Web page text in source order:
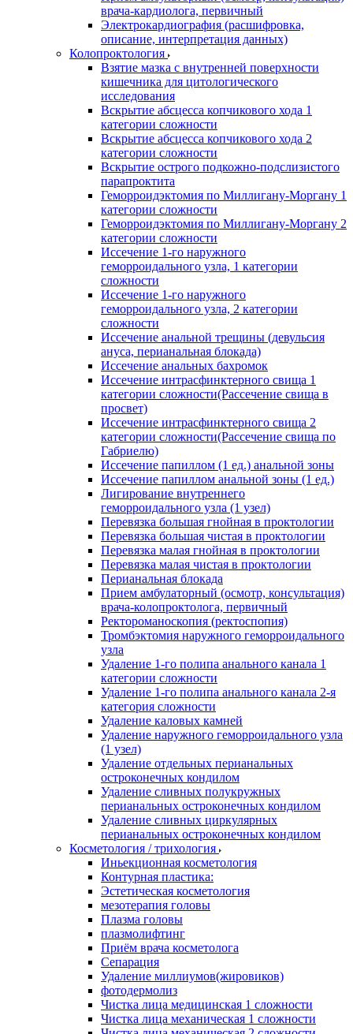
врача-кардиолога, первичный
Электрокардиография (расшифровка,
описание, интерпретация данных)
Колопроктология
Взятие мазка с внутренней поверхности
кишечника для цитологического
исследования
Вскрытие абсцесса копчикового хода 1
категории сложности
Вскрытие абсцесса копчикового хода 2
категории сложности
Вскрытие острого подкожно-подслизистого
парапроктита
Геморроидэктомия по Миллигану-Моргану 1
категории сложности
Геморроидэктомия по Миллигану-Моргану 2
категории сложности
Иссечение 1-го наружного
геморроидального узла, 1 категории
сложности
Иссечение 1-го наружного
геморроидального узла, 2 категории
сложности
Иссечение анальной трещины (девульсия
ануса, перианальная блокада)
Иссечение анальных бахромок
Иссечение интрасфинктерного свища 1
категории сложности(Рассечение свища в
просвет)
Иссечение интрасфинктерного свища 2
категории сложности(Рассечение свища по
Габриелю)
Иссечение папиллом (1 ед.) анальной зоны
Иссечение папиллом анальной зоны (1 ед.)
Лигирование внутреннего
геморроидального узла (1 узел)
Перевязка большая гнойная в проктологии
Перевязка большая чистая в проктологии
Перевязка малая гнойная в проктологии
Перевязка малая чистая в проктологии
Перианальная блокада
Прием амбулаторный (осмотр, консультация)
врача-колопроктолога, первичный
Ректороманоскопия (ректоспопия)
Тромбэктомия наружного геморроидального
узла
Удаление 1-го полипа анального канала 1
категории сложности
Удаление 1-го полипа анального канала 2-я
категория сложности
Удаление каловых камней
Удаление наружного геморроидального узла
(1 узел)
Удаление отдельных перианальных
остроконечных кондилом
Удаление сливных полукружных
перианальных остроконечных кондилом
Удаление сливных циркулярных
перианальных остроконечных кондилом
Косметология / трихология
Иньекционная косметология
Контурная пластика:
Эстетическая косметология
мезотерапия головы
Плазма головы
плазмолифтинг
Приём врача косметолога
Сепарация
Удаление миллиумов(жировиков)
фотодермолиз
Чистка лица медицинская 1 сложности
Чистка лица механическая 1 сложности